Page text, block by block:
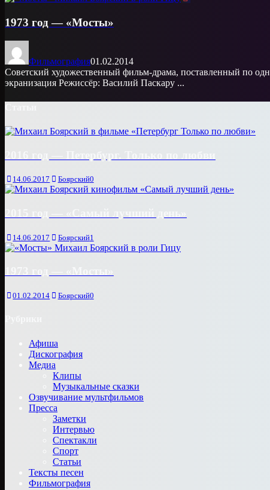
1973 год — «Мосты»
Фильмография01.02.2014
Советский художественный фильм-драма, поставленный по
экранизация Режиссёр: Василий Паскару ...
14.06.2017 Боярский0
14.06.2017 Боярский1
01.02.2014 Боярский0
Афиша
Дискография
Медиа
Клипы
Музыкальные сказки
Озвучивание мультфильмов
Пресса
Заметки
Интервью
Спектакли
Спорт
Статьи
Тексты песен
Фильмография